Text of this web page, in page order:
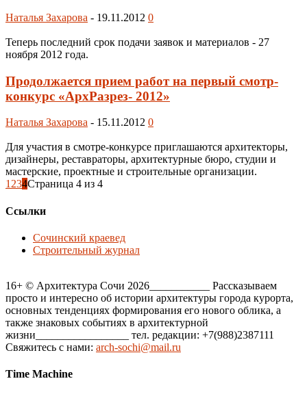
Наталья Захарова - 19.11.2012 0
Теперь последний срок подачи заявок и материалов - 27
ноября 2012 года.
Продолжается прием работ на первый смотр-
конкурс «АрхРазрез- 2012»
Наталья Захарова - 15.11.2012 0
Для участия в смотре-конкурсе приглашаются архитекторы,
дизайнеры, реставраторы, архитектурные бюро, студии и
мастерские, проектные и строительные организации.
1 234Страница 4 из 4
Ссылки
Сочинский краевед
Строительный журнал
16+ © Архитектура Сочи 2026___________ Рассказываем
просто и интересно об истории архитектуры города курорта,
основных тенденциях формирования его нового облика, а
также знаковых событиях в архитектурной
жизни_________________ тел. редакции: +7(988)2387111
Свяжитесь с нами: arch-sochi@mail.ru
Time Machine